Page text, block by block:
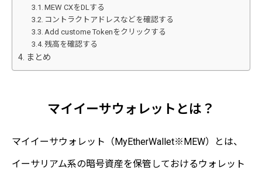
MEW CXをDLする
コントラクトアドレスなどを確認する
Add custome Tokenをクリックする
残高を確認する
まとめ
マイイーサウォレットとは？
マイイーサウォレット（MyEtherWallet※MEW）とは、
イーサリアム系の暗号資産を保管しておけるウォレット